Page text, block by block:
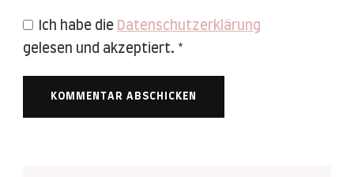
Ich habe die Datenschutzerklärung
gelesen und akzeptiert. *